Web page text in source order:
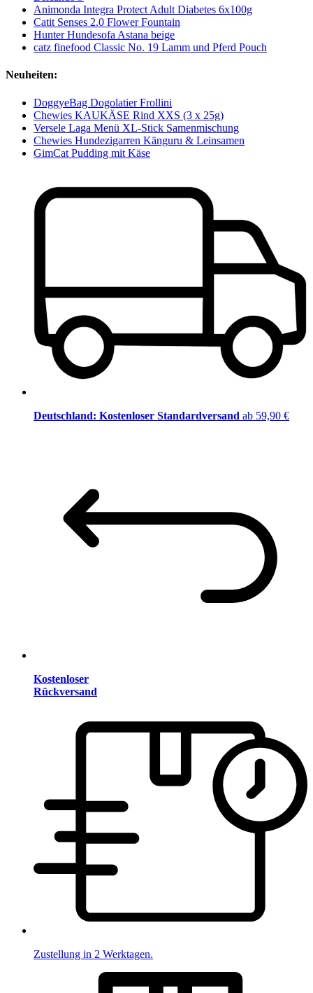
Animonda Integra Protect Adult Diabetes 6x100g
Catit Senses 2.0 Flower Fountain
Hunter Hundesofa Astana beige
catz finefood Classic No. 19 Lamm und Pferd Pouch
Neuheiten:
DoggyeBag Dogolatier Frollini
Chewies KAUKÄSE Rind XXS (3 x 25g)
Versele Laga Menü XL-Stick Samenmischung
Chewies Hundezigarren Känguru & Leinsamen
GimCat Pudding mit Käse
Deutschland: Kostenloser Standardversand ab 59,90 €
Kostenloser
Rückversand
Zustellung in 2 Werktagen.